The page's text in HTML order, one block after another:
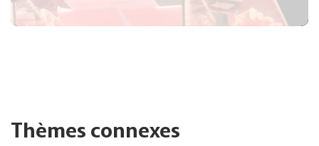
Thèmes connexes